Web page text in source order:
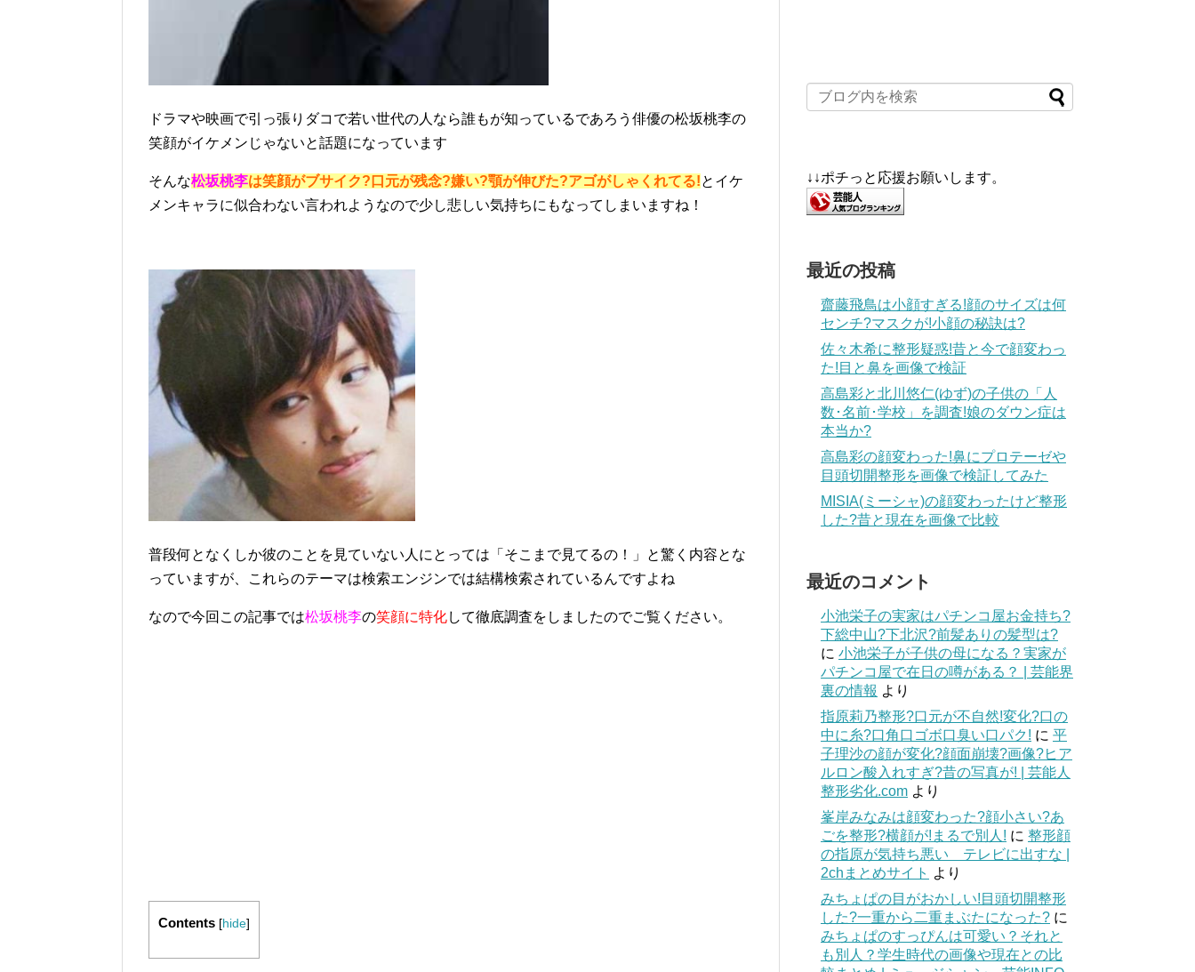
ドラマや映画で引っ張りダコで若い世代の人なら誰もが知っているであろう俳優の松坂桃李の
笑顔がイケメンじゃないと話題になっています
そんな松坂桃李は笑顔がブサイク?口元が残念?嫌い?顎が伸びた?アゴがしゃくれてる!とイケ
メンキャラに似合わない言われようなので少し悲しい気持ちにもなってしまいますね！
普段何となくしか彼のことを見ていない人にとっては「そこまで見てるの！」と驚く内容とな
っていますが、これらのテーマは検索エンジンでは結構検索されているんですよね
なので今回この記事では松坂桃李の笑顔に特化して徹底調査をしましたのでご覧ください。
Contents [hide]
↓↓ポチっと応援お願いします。
最近の投稿
齋藤飛鳥は小顔すぎる!顔のサイズは何
センチ?マスクが!小顔の秘訣は?
佐々木希に整形疑惑!昔と今で顔変わっ
た!目と鼻を画像で検証
高島彩と北川悠仁(ゆず)の子供の「人
数･名前･学校」を調査!娘のダウン症は
本当か?
高島彩の顔変わった!鼻にプロテーゼや
目頭切開整形を画像で検証してみた
MISIA(ミーシャ)の顔変わったけど整形
した?昔と現在を画像で比較
最近のコメント
小池栄子の実家はパチンコ屋お金持ち?
下総中山?下北沢?前髪ありの髪型は?
に 小池栄子が子供の母になる？実家が
パチンコ屋で在日の噂がある？ | 芸能界
裏の情報 より
指原莉乃整形?口元が不自然!変化?口の
中に糸?口角口ゴボ口臭い口パク! に 平
子理沙の顔が変化?顔面崩壊?画像?ヒア
ルロン酸入れすぎ?昔の写真が! | 芸能人
整形劣化.com より
峯岸みなみは顔変わった?顔小さい?あ
ごを整形?横顔が!まるで別人! に 整形顔
の指原が気持ち悪い テレビに出すな |
2chまとめサイト より
みちょぱの目がおかしい!目頭切開整形
した?一重から二重まぶたになった? に
みちょぱのすっぴんは可愛い？それと
も別人？学生時代の画像や現在との比